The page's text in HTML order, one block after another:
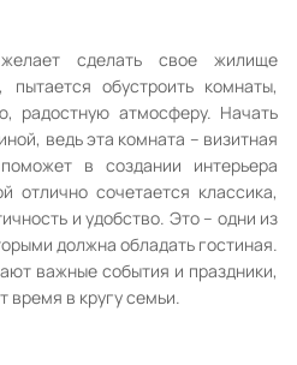
сделать свое жилище
обустроить комнаты,
радостную атмосферу. Начать
ведь эта комната – визитная
в создании интерьера
отлично сочетается классика,
и удобство. Это – одни из
должна обладать гостиная.
важные события и праздники,
время в кругу семьи.